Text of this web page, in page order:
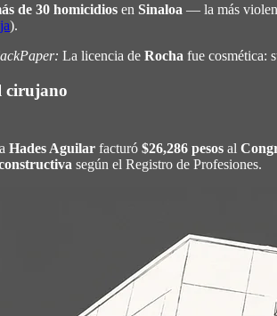
de 30 homicidios en Sinaloa — la más
).
La licencia de Rocha fue cosmética:
cirujano
Hades Aguilar facturó $26,286 pesos al
según el Registro de Profesiones.